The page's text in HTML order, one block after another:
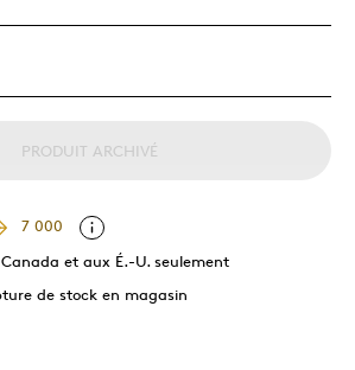
PRODUIT ARCHIVÉ
7 000
et aux É.-U. seulement
de stock en magasin